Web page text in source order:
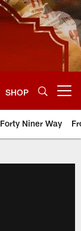
SHOP
Forty Niner Way